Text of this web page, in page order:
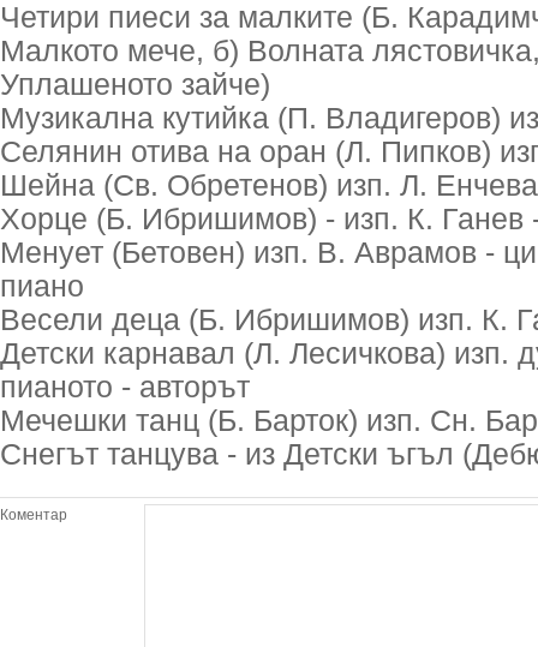
Четири пиеси за малките (Б.
Малкото мече, б) Волната
Уплашеното зайче)
Музикална кутийка (П. Владигеров)
Селянин отива на оран (Л. Пипков)
Шейна (Св. Обретенов) изп. Л.
Хорце (Б. Ибришимов) - изп. К. Ганев
Менует (Бетовен) изп. В. Аврамов -
пиано
Весели деца (Б. Ибришимов) изп. К.
Детски карнавал (Л. Лесичкова) изп.
пианото - авторът
Мечешки танц (Б. Барток) изп. Сн.
Снегът танцува - из Детски ъгъл
Коментар